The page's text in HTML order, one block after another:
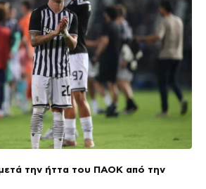
την ήττα του ΠΑΟΚ από την